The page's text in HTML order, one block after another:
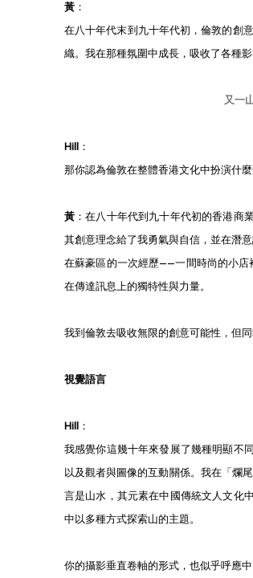
黃 ：
在八十年代末到九十年代初，倫敦的創
織。我在那種氛圍中成長，吸收了各種
又一
Hill ：
那你認為倫敦在整體香港文化中扮演什麼
黃 ：在八十年代到九十年代初的香港商
其創意理念給了我勇氣與自信，並在潛
在蘇豪區的一次經歷——一間時尚的小店
在傳達訊息上的獨特性與力量。
我到倫敦去吸收無限的創意可能性，但
視覺語言
Hill ：
我感覺你這幾十年來發展了幾種明顯不
以及觀者與圖像的互動關係。我在「爛
言是山水，其元素在中國傳統文人文化
中以多種方式探索山的主題。
你的攝影垂直卷軸的形式，也似乎呼應